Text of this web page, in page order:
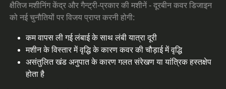
क्षैतिज मशीनिंग केंद्र और गैन्ट्री-प्रकार की मशीनें - दूरबीन कवर डिजाइन
को नई चुनौतियों पर विजय प्राप्त करनी होगी:
कम वापस ली गई लंबाई के साथ लंबी यात्रा दूरी
मशीन के विस्तार में वृद्धि के कारण कवर की चौड़ाई में वृद्धि
असंतुलित खंड अनुपात के कारण गलत संरेखण या यांत्रिक हस्तक्षेप
होता है